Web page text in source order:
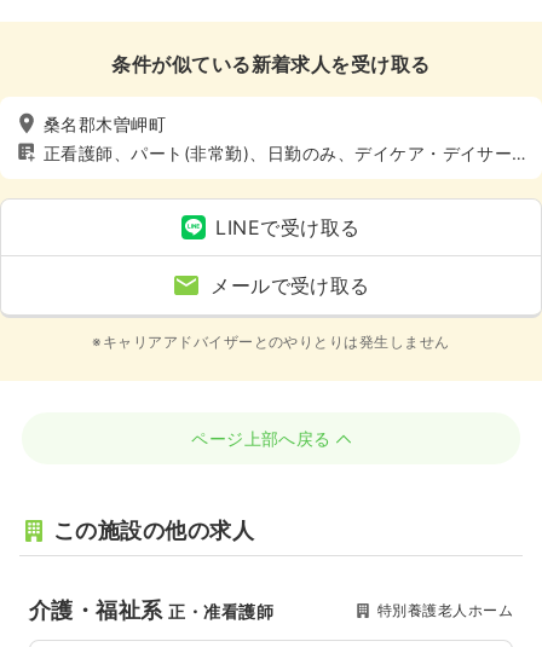
条件が似ている新着求人を受け取る
桑名郡木曽岬町
正看護師、パート(非常勤)、日勤のみ、デイケア・デイサー
ビス、介護・福祉系
LINEで受け取る
メールで受け取る
※キャリアアドバイザーとのやりとりは発生しません
ページ上部へ戻る
この施設の他の求人
介護・福祉系正・准看護師 特別養護老人ホーム